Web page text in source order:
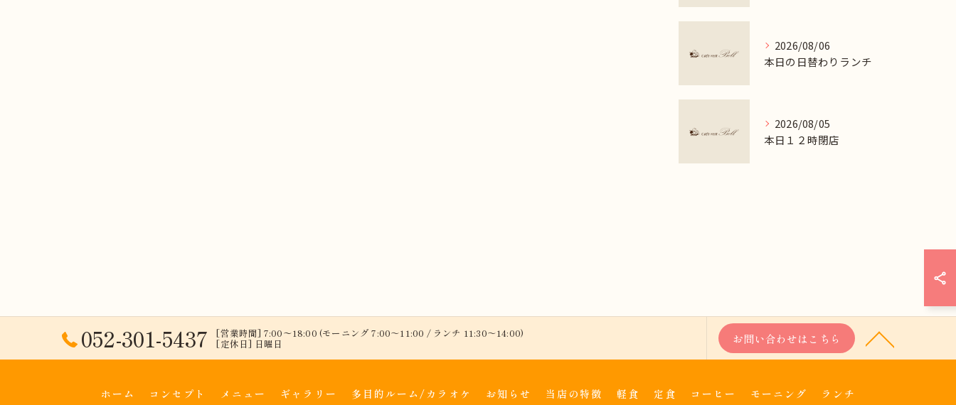
2026/08/06
本日の日替わりランチ
2026/08/05
本日１２時閉店
052-301-5437 [営業時間] 7:00〜18:00 (モーニング 7:00～11:00 / ランチ 11:30～14:00)
[定休日] 日曜日 お問い合わせはこちら
ホーム コンセプト メニュー ギャラリー 多目的ルーム/カラオケ お知らせ 当店の特徴 軽食 定食 コーヒー モーニング ランチ